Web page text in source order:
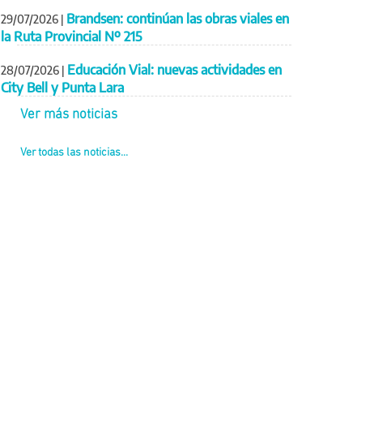
29/07/2026 | Brandsen: continúan las obras viales en
la Ruta Provincial Nº 215
28/07/2026 | Educación Vial: nuevas actividades en
City Bell y Punta Lara
Ver más noticias
Ver todas las noticias...